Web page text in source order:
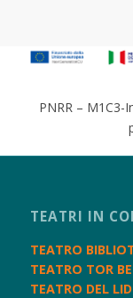
PNRR – M1C3-
TEATRI IN
TEATRO
TEATRO TOR
TEATRO DEL